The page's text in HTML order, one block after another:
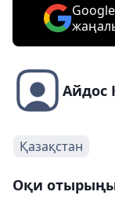
Айдос
Қазақстан
Оқи